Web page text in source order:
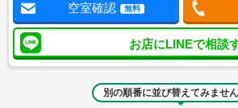
空室確認 無料
お店にLINEで相談
別の順番に並び替えてみませ